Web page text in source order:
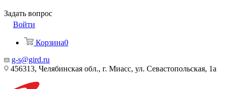
Задать вопрос
Войти
Корзина0
g-s@gird.ru
456313, Челябинская обл., г. Миасс, ул. Севастопольская, 1а